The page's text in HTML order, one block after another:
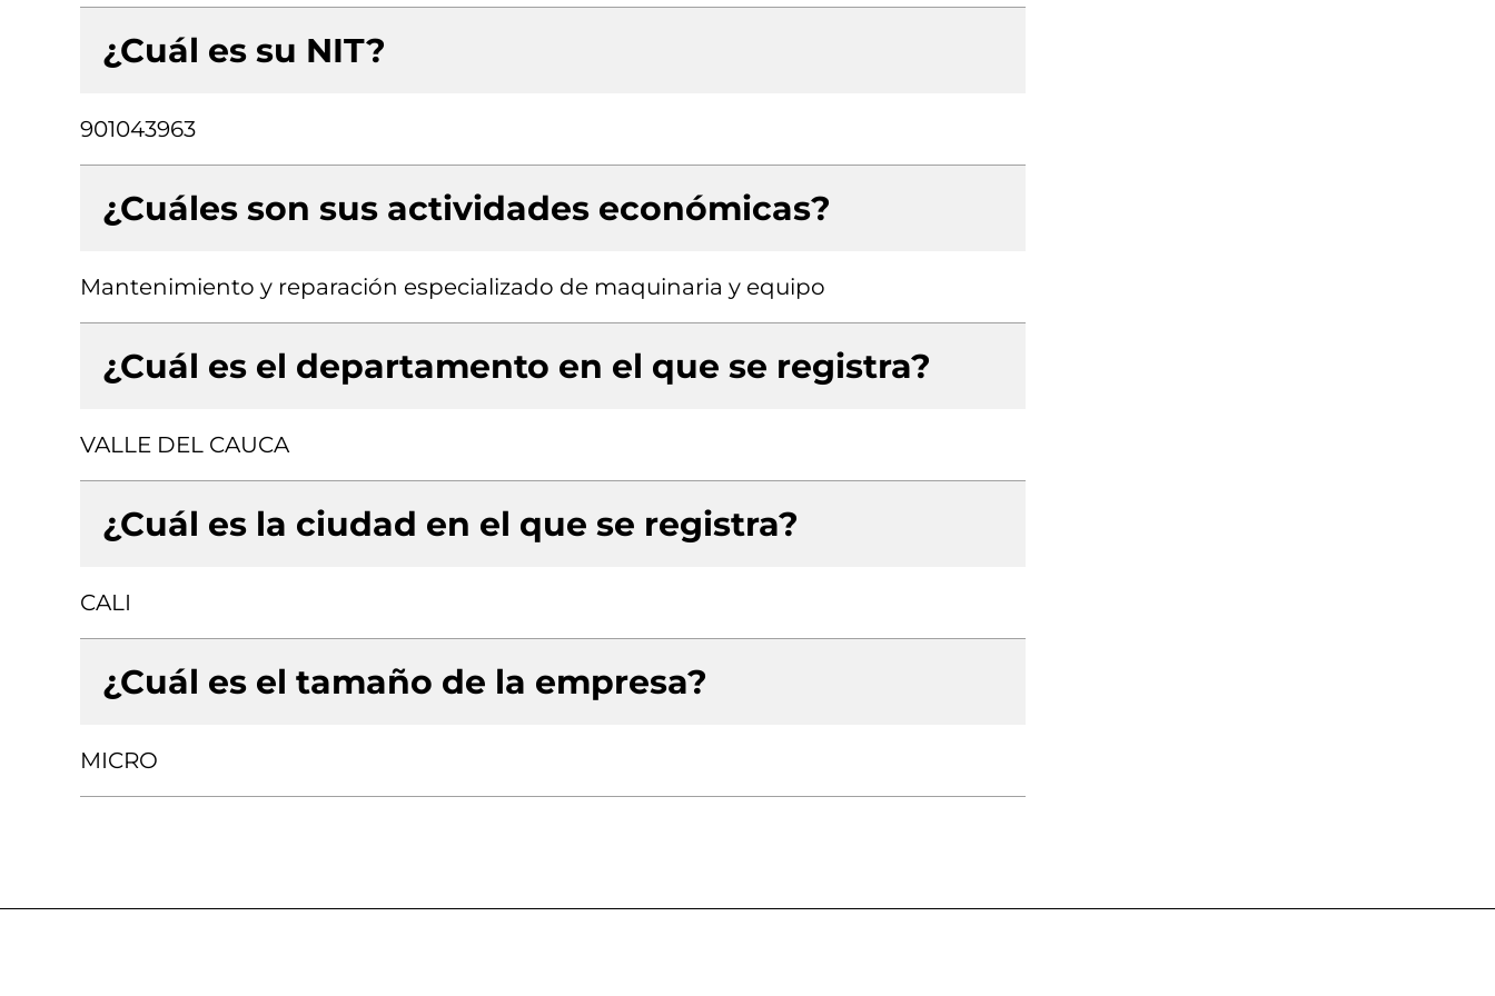
¿Cuál es su NIT?
901043963
¿Cuáles son sus actividades económicas?
Mantenimiento y reparación especializado de maquinaria y equipo
¿Cuál es el departamento en el que se registra?
VALLE DEL CAUCA
¿Cuál es la ciudad en el que se registra?
CALI
¿Cuál es el tamaño de la empresa?
MICRO